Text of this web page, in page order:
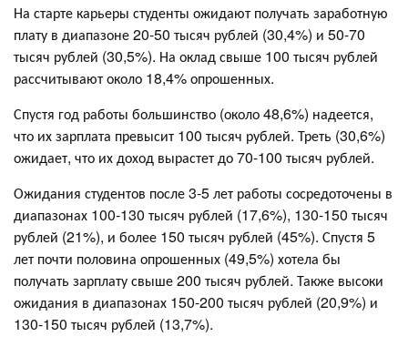
На старте карьеры студенты ожидают получать заработную
плату в диапазоне 20-50 тысяч рублей (30,4%) и 50-70
тысяч рублей (30,5%). На оклад свыше 100 тысяч рублей
рассчитывают около 18,4% опрошенных.
Спустя год работы большинство (около 48,6%) надеется,
что их зарплата превысит 100 тысяч рублей. Треть (30,6%)
ожидает, что их доход вырастет до 70-100 тысяч рублей.
Ожидания студентов после 3-5 лет работы сосредоточены в
диапазонах 100-130 тысяч рублей (17,6%), 130-150 тысяч
рублей (21%), и более 150 тысяч рублей (45%). Спустя 5
лет почти половина опрошенных (49,5%) хотела бы
получать зарплату свыше 200 тысяч рублей. Также высоки
ожидания в диапазонах 150-200 тысяч рублей (20,9%) и
130-150 тысяч рублей (13,7%).